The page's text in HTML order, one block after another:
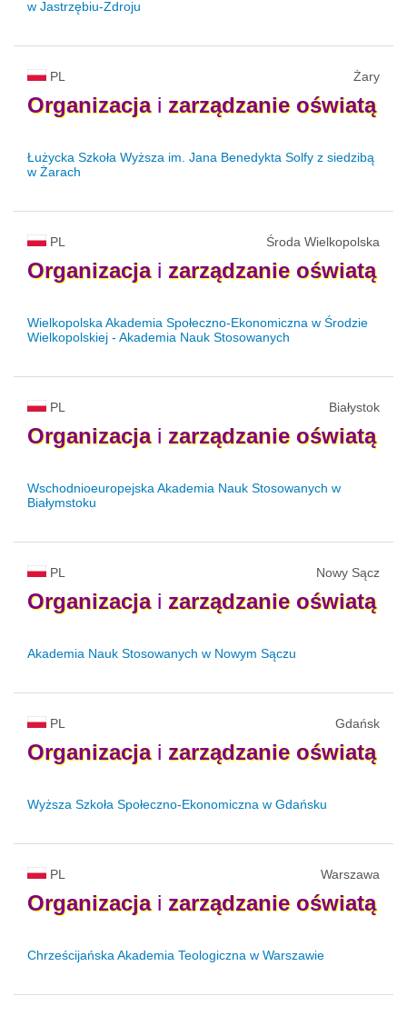
w Jastrzębiu-Zdroju
PL Żary
Organizacjai zarządzanie oświatą
Łużycka Szkoła Wyższa im. Jana Benedykta Solfy z siedzibą
w Żarach
PL Środa Wielkopolska
Organizacjai zarządzanie oświatą
Wielkopolska Akademia Społeczno-Ekonomiczna w Środzie
Wielkopolskiej - Akademia Nauk Stosowanych
PL Białystok
Organizacjai zarządzanie oświatą
Wschodnioeuropejska Akademia Nauk Stosowanych w
Białymstoku
PL Nowy Sącz
Organizacjai zarządzanie oświatą
Akademia Nauk Stosowanych w Nowym Sączu
PL Gdańsk
Organizacjai zarządzanie oświatą
Wyższa Szkoła Społeczno-Ekonomiczna w Gdańsku
PL Warszawa
Organizacjai zarządzanie oświatą
Chrześcijańska Akademia Teologiczna w Warszawie